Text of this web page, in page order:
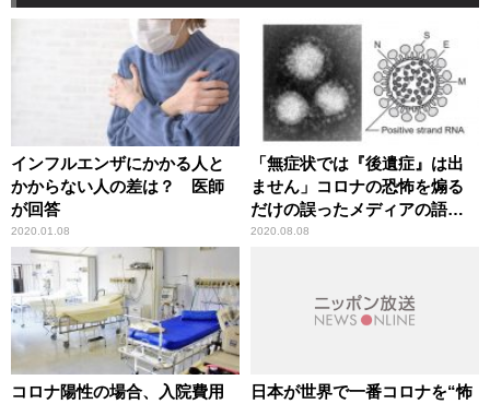
インフルエンザにかかる人と
かからない人の差は？ 医師
が回答
2020.01.08
「無症状では『後遺症』は出
ません」コロナの恐怖を煽る
だけの誤ったメディアの語法
に辛坊治郎が異議
2020.08.08
コロナ陽性の場合、入院費用
日本が世界で一番コロナを“怖